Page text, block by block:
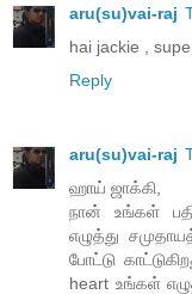
aru(su)vai-raj
hai jackie ,
Reply
aru(su)vai-raj
ஹாய் ஜாக்கி,
நான் உங்கள்
எழுத்து
போட்டு
heart உங்கள்